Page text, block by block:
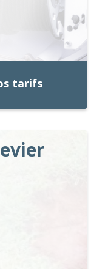
tarifs